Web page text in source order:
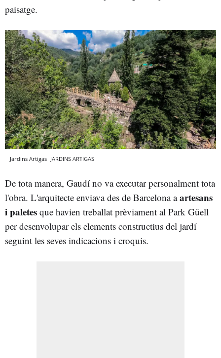
paisatge.
Jardins Artigas JARDINS ARTIGAS
De tota manera, Gaudí no va executar personalment tota
l'obra. L'arquitecte enviava des de Barcelona aartesans
i paletes que havien treballat prèviament al Park Güell
per desenvolupar els elements constructius del jardí
seguint les seves indicacions i croquis.